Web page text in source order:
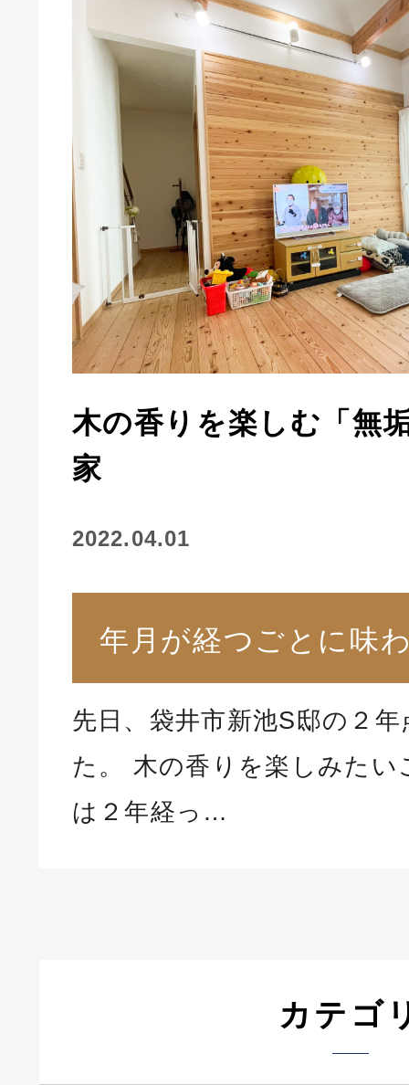
木の香りを楽しむ「無
家
2022.04.01
年月が経つごとに味
先日、袋井市新池S邸の２
た。 木の香りを楽しみたい
は２年経っ…
カテゴ